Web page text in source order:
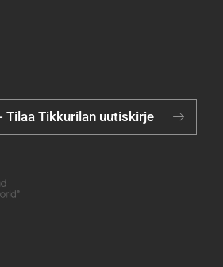
Tilaa Tikkurilan uutiskirje